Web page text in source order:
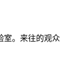
室。来往的观众